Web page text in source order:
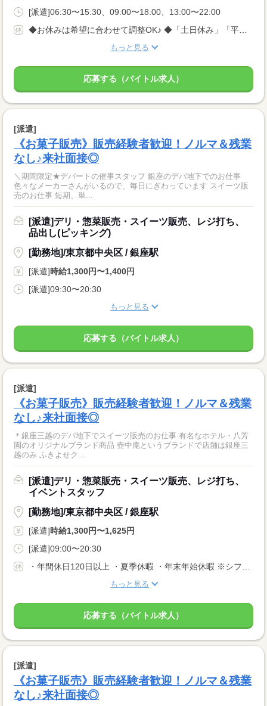
[派遣]06:30〜15:30、09:00〜18:00、13:00〜22:00
◆お休みは希望に合わせて調整OK♪ ◆「土日休み」「平日休み」などもお気軽にご相談ください！ ◆テスト期間や家庭の事情など、柔軟に対応します◎
もっと見る
応募する（バイトル求人）
[派遣]
《お菓子販売》販売経験者歓迎！ノルマ＆残業
なし♪来社面接◎
＼期間限定★デパートの催事スタッフ 銀座のデパ地下でのお仕事
色々なメーカーさんがいるので、毎日にぎわっています スイーツ販
売のお仕事 短期、単...
[派遣]デリ・惣菜販売・スイーツ販売、レジ打ち、
品出し(ピッキング)
[勤務地]/東京都中央区 / 銀座駅
[派遣]時給1,300円〜1,400円
[派遣]09:30〜20:30
もっと見る
応募する（バイトル求人）
[派遣]
《お菓子販売》販売経験者歓迎！ノルマ＆残業
なし♪来社面接◎
＊銀座三越のデパ地下でスイーツ販売のお仕事 有名なホテル・八芳
園のオリジナルブランド商品 壺中庵というブランドで店舗は銀座三
越のみ ふきよせク...
[派遣]デリ・惣菜販売・スイーツ販売、レジ打ち、
イベントスタッフ
[勤務地]/東京都中央区 / 銀座駅
[派遣]時給1,300円〜1,625円
[派遣]09:00〜20:30
・年間休日120日以上 ・夏季休暇 ・年末年始休暇 ※シフト制なのでご自身の都合にあわせてお休みがとれます♪
もっと見る
応募する（バイトル求人）
[派遣]
《お菓子販売》販売経験者歓迎！ノルマ＆残業
なし♪来社面接◎